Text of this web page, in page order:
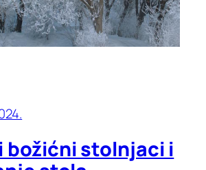
božićni stolnjaci i